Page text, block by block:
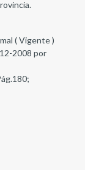
( Vigente )
2008 por